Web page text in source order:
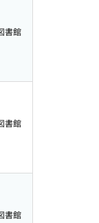
書館
書館
書館